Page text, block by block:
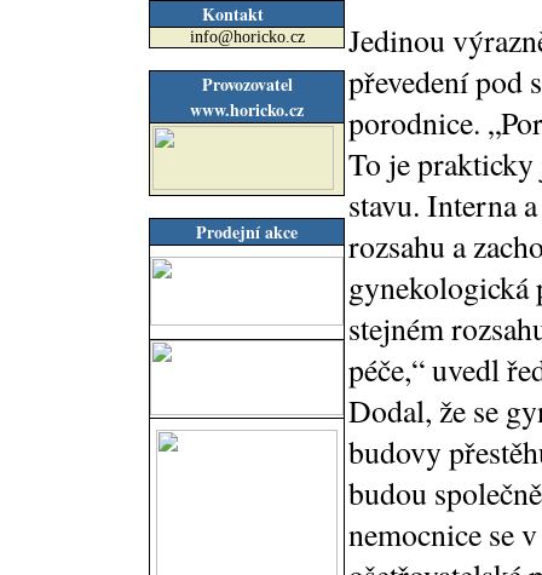
Kontakt
info@horicko.cz
Provozovatel
www.horicko.cz
Prodejní akce
Jedinou
převedení pod
porodnice.
To je
stavu. Interna
rozsahu a
gynekologická
stejném
péče,“ uvedl
Dodal, že se
budovy
budou
nemocnice se